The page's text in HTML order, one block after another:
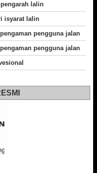
lalin
isyarat lalin
pengguna jalan
pengguna jalan